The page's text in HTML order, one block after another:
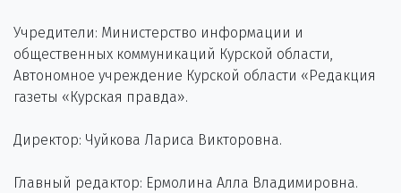
Учредители: Министерство информации и
общественных коммуникаций Курской области,
Автономное учреждение Курской области «Редакция
газеты «Курская правда».
Директор: Чуйкова Лариса Викторовна.
Главный редактор: Ермолина Алла Владимировна.